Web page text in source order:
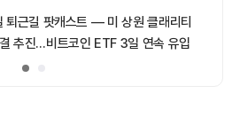
퇴근길 팟캐스트 — 미 상원 클래리티
추진…비트코인 ETF 3일 연속 유입